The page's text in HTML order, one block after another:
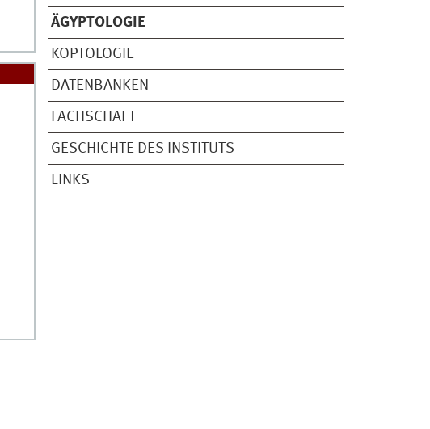
ÄGYPTOLOGIE
KOPTOLOGIE
DATENBANKEN
FACHSCHAFT
GESCHICHTE DES INSTITUTS
LINKS